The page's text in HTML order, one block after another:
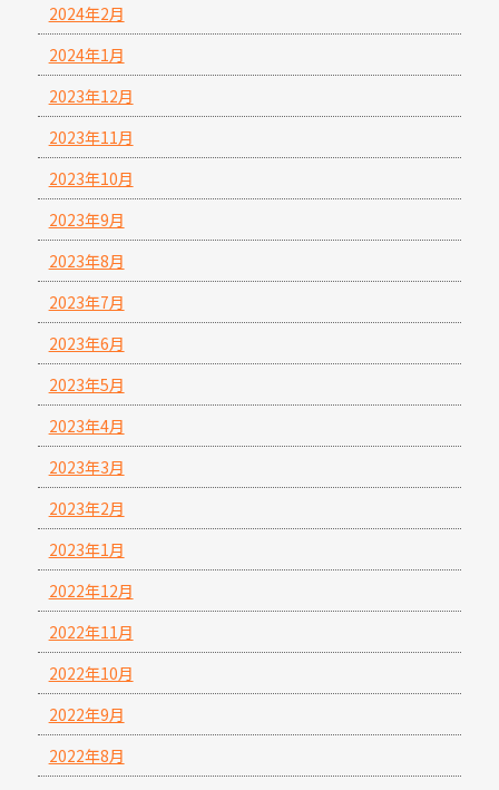
2024年2月
2024年1月
2023年12月
2023年11月
2023年10月
2023年9月
2023年8月
2023年7月
2023年6月
2023年5月
2023年4月
2023年3月
2023年2月
2023年1月
2022年12月
2022年11月
2022年10月
2022年9月
2022年8月